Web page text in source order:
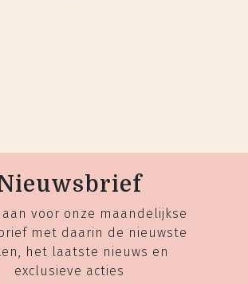
voor onze maandelijkse
met daarin de nieuwste
het laatste nieuws en
exclusieve acties